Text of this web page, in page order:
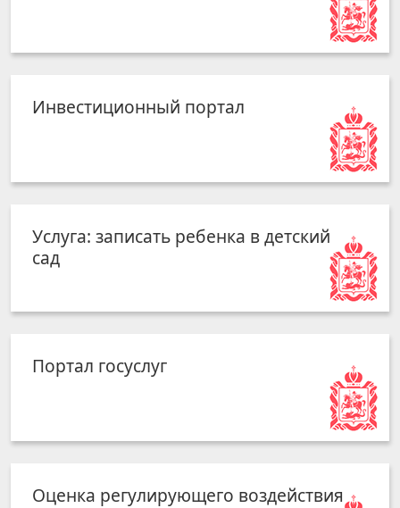
Инвестиционный портал
Услуга: записать ребенка в детский
сад
Портал госуслуг
Оценка регулирующего воздействия